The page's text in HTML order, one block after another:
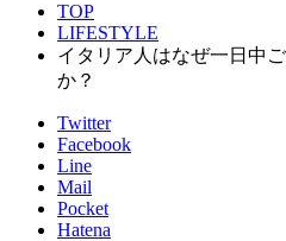
TOP
LIFESTYLE
イタリア人はなぜ一日中
か？
Twitter
Facebook
Line
Mail
Pocket
Hatena